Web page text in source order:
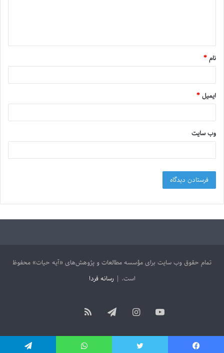
نام*
ایمیل*
وب‌ سایت
تمام حقوق وب سایت برای مؤسسه مطالعات و پژوهش‌های «آیه حیات» محفوظ
است. | رسانه فردا
یوتیوباینستاگرامتلگرامخوراک